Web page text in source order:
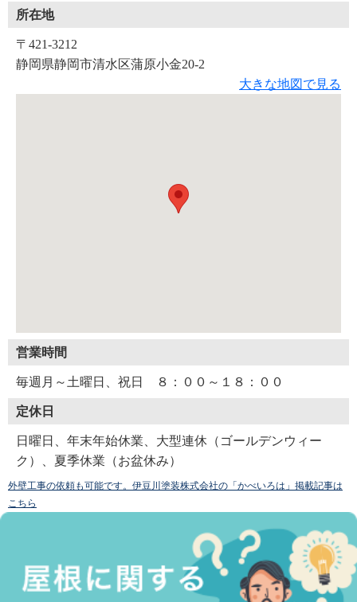
所在地
〒421-3212
静岡県静岡市清水区蒲原小金20-2
大きな地図で見る
営業時間
毎週月～土曜日、祝日 ８：００～１８：００
定休日
日曜日、年末年始休業、大型連休（ゴールデンウィー
ク）、夏季休業（お盆休み）
外壁工事の依頼も可能です。伊豆川塗装株式会社の「かべいろは」掲載記事は
こちら